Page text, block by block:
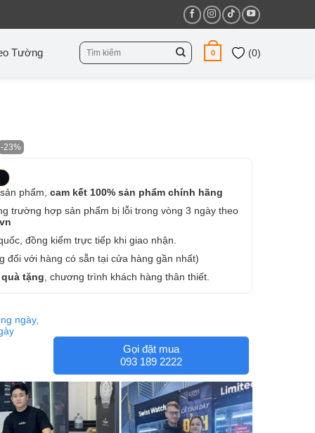
Tường
Tìm
kiếm:
0 (0)
-23%
phẩm, cam kết 100% sản phẩm chính hãng
trường hợp sản phẩm bị lỗi trong vòng 3 ngày theo
đồng kiểm trực tiếp khi giao nhận.
đối với hàng có sẵn tại cửa hàng gần nhất)
tặng , chương trình khách hàng thân thiết.
ngày,
Gọi đặt mua
093 189 2222